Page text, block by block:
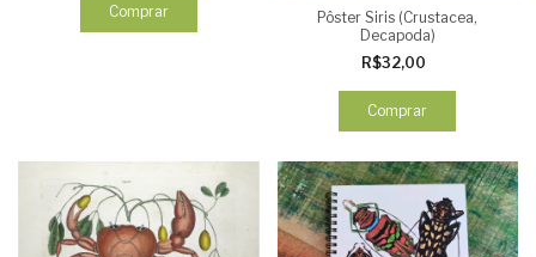
Comprar
Pôster Siris (Crustacea,
Decapoda)
R$32,00
Comprar